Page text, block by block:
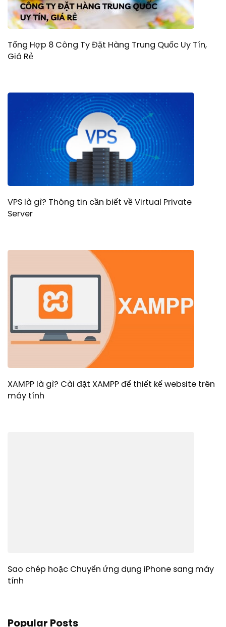
Tổng Hợp 8 Công Ty Đặt Hàng Trung Quốc Uy Tín,
Giá Rẻ
VPS là gì? Thông tin cần biết về Virtual Private
Server
XAMPP là gì? Cài đặt XAMPP để thiết kế website trên
máy tính
Sao chép hoặc Chuyển ứng dụng iPhone sang máy
tính
Popular Posts